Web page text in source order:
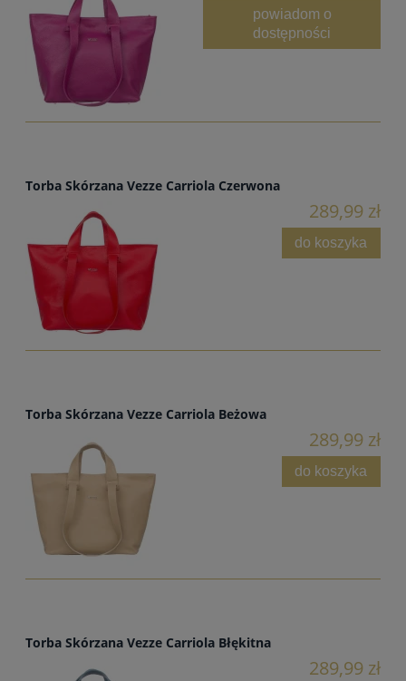
powiadom o
dostępności
Torba Skórzana Vezze Carriola Czerwona
289,99 zł
do koszyka
Torba Skórzana Vezze Carriola Beżowa
289,99 zł
do koszyka
Torba Skórzana Vezze Carriola Błękitna
289,99 zł